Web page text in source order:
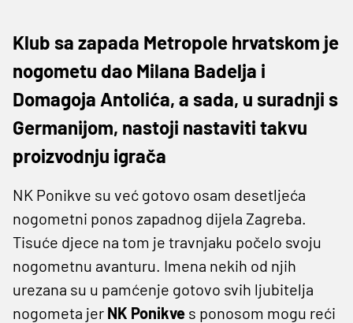
Klub sa zapada Metropole hrvatskom je
nogometu dao Milana Badelja i
Domagoja Antolića, a sada, u suradnji s
Germanijom, nastoji nastaviti takvu
proizvodnju igrača
NK Ponikve su već gotovo osam desetljeća
nogometni ponos zapadnog dijela Zagreba.
Tisuće djece na tom je travnjaku počelo svoju
nogometnu avanturu. Imena nekih od njih
urezana su u pamćenje gotovo svih ljubitelja
nogometa jer NK Ponikve s ponosom mogu reći